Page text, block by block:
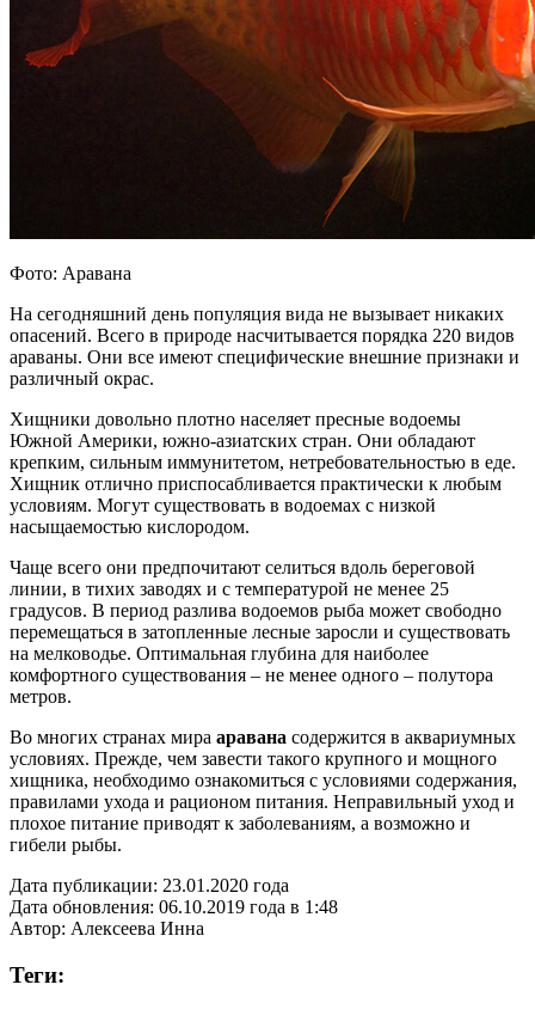
Фото: Аравана
На сегодняшний день популяция вида не вызывает никаких
опасений. Всего в природе насчитывается порядка 220 видов
араваны. Они все имеют специфические внешние признаки и
различный окрас.
Хищники довольно плотно населяет пресные водоемы
Южной Америки, южно-азиатских стран. Они обладают
крепким, сильным иммунитетом, нетребовательностью в еде.
Хищник отлично приспосабливается практически к любым
условиям. Могут существовать в водоемах с низкой
насыщаемостью кислородом.
Чаще всего они предпочитают селиться вдоль береговой
линии, в тихих заводях и с температурой не менее 25
градусов. В период разлива водоемов рыба может свободно
перемещаться в затопленные лесные заросли и существовать
на мелководье. Оптимальная глубина для наиболее
комфортного существования – не менее одного – полутора
метров.
Во многих странах мира аравана содержится в аквариумных
условиях. Прежде, чем завести такого крупного и мощного
хищника, необходимо ознакомиться с условиями содержания,
правилами ухода и рационом питания. Неправильный уход и
плохое питание приводят к заболеваниям, а возможно и
гибели рыбы.
Дата публикации: 23.01.2020 года
Дата обновления: 06.10.2019 года в 1:48
Автор: Алексеева Инна
Теги: